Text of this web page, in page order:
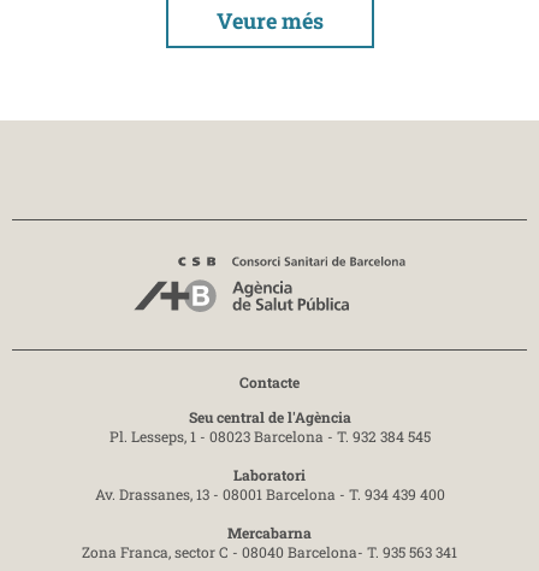
Veure més
Contacte
Seu central de l'Agència
Pl. Lesseps, 1 - 08023 Barcelona - T. 932 384 545
Laboratori
Av. Drassanes, 13 - 08001 Barcelona - T. 934 439 400
Mercabarna
Zona Franca, sector C - 08040 Barcelona- T. 935 563 341